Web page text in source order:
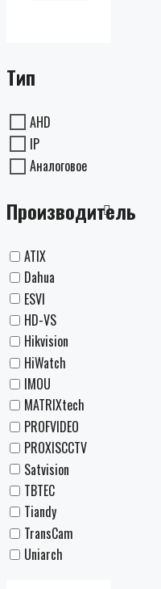
Тип
AHD
IP
Аналоговое
Производитель
ATIX
Dahua
ESVI
HD-VS
Hikvision
HiWatch
IMOU
MATRIXtech
PROFVIDEO
PROXISCCTV
Satvision
TBTEC
Tiandy
TransCam
Uniarch